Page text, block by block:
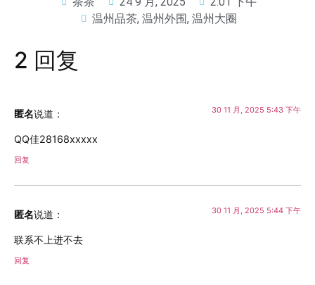
温州品茶, 温州外围, 温州大圈
2 回复
匿名说道： 30 11 月, 2025 5:43 下午
QQ佳28168xxxxx
回复
匿名说道： 30 11 月, 2025 5:44 下午
联系不上进不去
回复